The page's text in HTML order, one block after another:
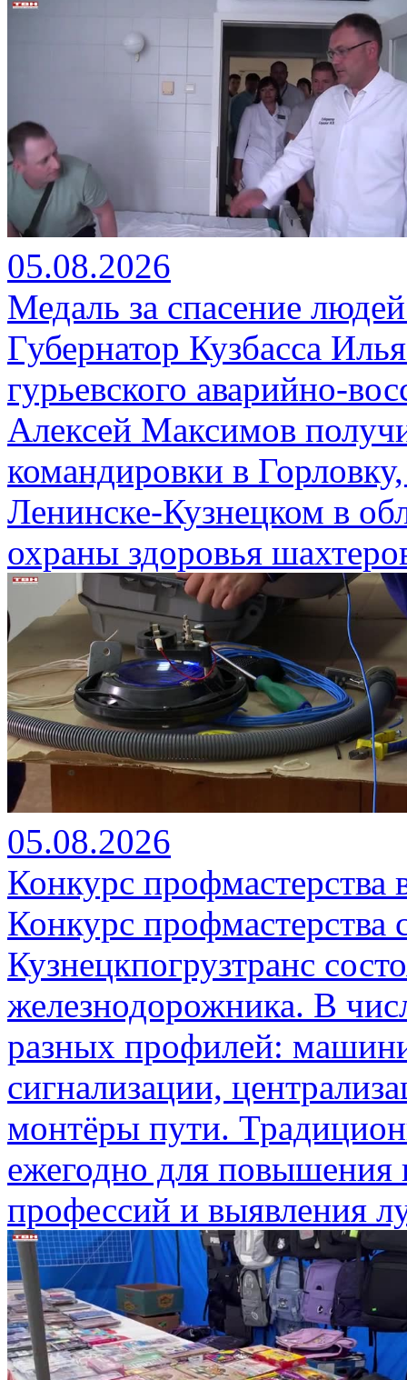
05.08.2026
Медаль за спасение
Губернатор Кузбасса
гурьевского аварийно-
Алексей Максимов
командировки в
Ленинске-Кузнецком в
охраны здоровья
05.08.2026
Конкурс профмастерства
Конкурс профмастерства
Кузнецкпогрузтранс
железнодорожника. В
разных профилей:
сигнализации,
монтёры пути.
ежегодно для
профессий и выявления